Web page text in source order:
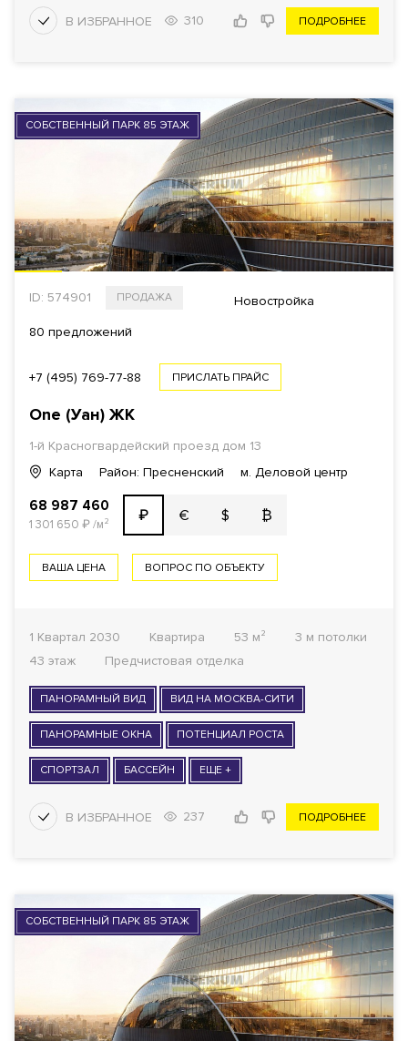
310 ПОДРОБНЕЕ
СОБСТВЕННЫЙ ПАРК 85 ЭТАЖ
ID: 574901 ПРОДАЖА Новостройка
80 предложений
+7 (495) 769-77-88 ПРИСЛАТЬ ПРАЙС
One (Уан) ЖК
1-й Красногвардейский проезд дом 13
Карта
Район: Пресненский м. Деловой центр
68 987 460
1 301 650 ₽/м² ₽ € $ ₿
ВАША ЦЕНА ВОПРОС ПО ОБЪЕКТУ
1 Квартал 2030 Квартира 53 м²
3 м потолки
43 этаж
Предчистовая отделка
ПАНОРАМНЫЙ ВИД ВИД НА МОСКВА-СИТИ
ПАНОРАМНЫЕ ОКНА ПОТЕНЦИАЛ РОСТА
СПОРТЗАЛ БАССЕЙН ЕЩЕ +
237 ПОДРОБНЕЕ
СОБСТВЕННЫЙ ПАРК 85 ЭТАЖ